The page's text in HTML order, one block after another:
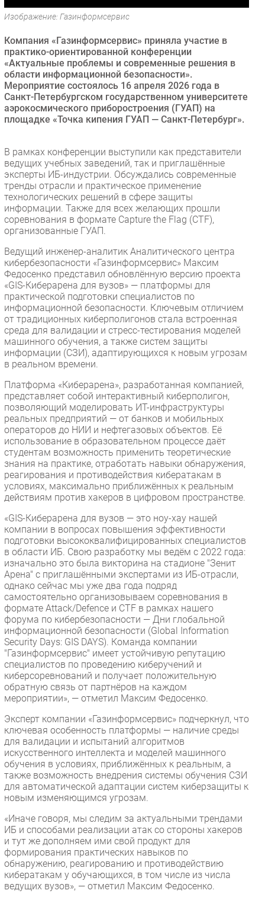
Безопасность
CIO/Управление ИТ
Гаджеты
Здоровье
РАЗДЕЛЫ
Аналитика
Интервью
Мероприятия
Проекты
IT класс
Каталог компаний
Изображение: Газинформсервис
Компания «Газинформсервис» приняла участие в
практико-ориентированной конференции
«Актуальные проблемы и современные решения в
области информационной безопасности».
Мероприятие состоялось 16 апреля 2026 года в
Санкт-Петербургском государственном университете
аэрокосмического приборостроения (ГУАП) на
площадке «Точка кипения ГУАП — Санкт-Петербург».
В рамках конференции выступили как представители
ведущих учебных заведений, так и приглашённые
эксперты ИБ-индустрии. Обсуждались современные
тренды отрасли и практическое применение
технологических решений в сфере защиты
информации. Также для всех желающих прошли
соревнования в формате Capture the Flag (CTF),
организованные ГУАП.
Ведущий инженер-аналитик Аналитического центра
кибербезопасности «Газинформсервис» Максим
Федосенко представил обновлённую версию проекта
«GIS-Киберарена для вузов» — платформы для
практической подготовки специалистов по
информационной безопасности. Ключевым отличием
от традиционных киберполигонов стала встроенная
среда для валидации и стресс-тестирования моделей
машинного обучения, а также систем защиты
информации (СЗИ), адаптирующихся к новым угрозам
в реальном времени.
Платформа «Киберарена», разработанная компанией,
представляет собой интерактивный киберполигон,
позволяющий моделировать ИТ-инфраструктуры
реальных предприятий — от банков и мобильных
операторов до НИИ и нефтегазовых объектов. Её
использование в образовательном процессе даёт
студентам возможность применить теоретические
знания на практике, отработать навыки обнаружения,
реагирования и противодействия кибератакам в
условиях, максимально приближённых к реальным
действиям против хакеров в цифровом пространстве.
«GIS-Киберарена для вузов — это ноу-хау нашей
компании в вопросах повышения эффективности
подготовки высококвалифицированных специалистов
в области ИБ. Свою разработку мы ведём с 2022 года:
изначально это была викторина на стадионе "Зенит
Арена" с приглашёнными экспертами из ИБ-отрасли,
однако сейчас мы уже два года подряд
самостоятельно организовываем соревнования в
формате Attack/Defence и CTF в рамках нашего
форума по кибербезопасности — Дни глобальной
информационной безопасности (Global Information
Security Days: GIS DAYS). Команда компании
"Газинформсервис" имеет устойчивую репутацию
специалистов по проведению киберучений и
киберсоревнований и получает положительную
обратную связь от партнёров на каждом
мероприятии», — отметил Максим Федосенко.
Эксперт компании «Газинформсервис» подчеркнул, что
ключевая особенность платформы — наличие среды
для валидации и испытаний алгоритмов
искусственного интеллекта и моделей машинного
обучения в условиях, приближённых к реальным, а
также возможность внедрения системы обучения СЗИ
для автоматической адаптации систем киберзащиты к
новым изменяющимся угрозам.
«Иначе говоря, мы следим за актуальными трендами
ИБ и способами реализации атак со стороны хакеров
и тут же дополняем ими свой продукт для
формирования практических навыков по
обнаружению, реагированию и противодействию
кибератакам у обучающихся, в том числе из числа
ведущих вузов», — отметил Максим Федосенко.